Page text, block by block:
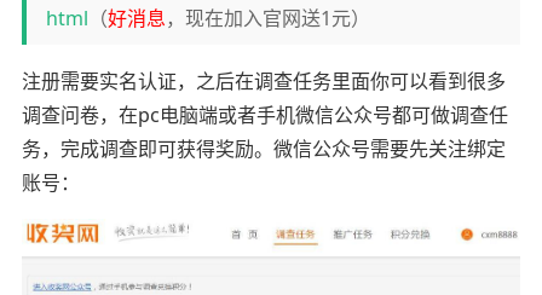
html （好消息，现在加入官网送1元）
注册需要实名认证，之后在调查任务里面你可以看到很多
调查问卷，在pc电脑端或者手机微信公众号都可做调查任
务，完成调查即可获得奖励。微信公众号需要先关注绑定
账号：